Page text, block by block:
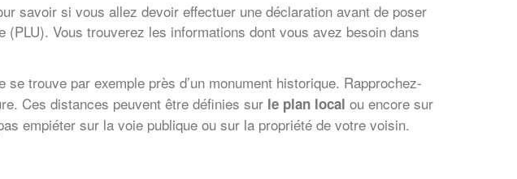
savoir si vous allez devoir effectuer une déclaration avant de poser
Vous trouverez les informations dont vous avez besoin dans
trouve par exemple près d’un monument historique. Rapprochez-
Ces distances peuvent être définies sur le plan local ou encore sur
empiéter sur la voie publique ou sur la propriété de votre voisin.